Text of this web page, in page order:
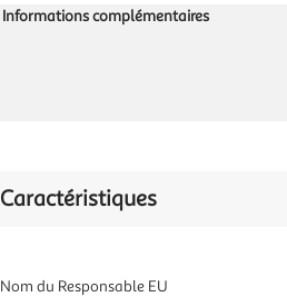
Informations complémentaires
Caractéristiques
Nom du Responsable EU